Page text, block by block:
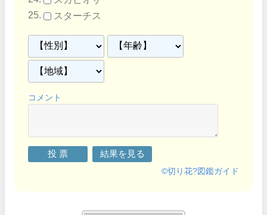
スターチス
コメント
©切り花?図鑑ガイド